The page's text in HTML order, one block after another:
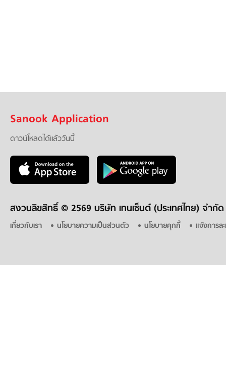
Sanook Application
ดาวน์โหลดได้แล้ววันนี้
สงวนลิขสิทธิ์ © 2569 บริษัท เทนเซ็นต์ (ประเทศไทย) จำกัด
เกี่ยวกับเรา นโยบายความเป็นส่วนตัว นโยบายคุกกี้ แจ้งการล